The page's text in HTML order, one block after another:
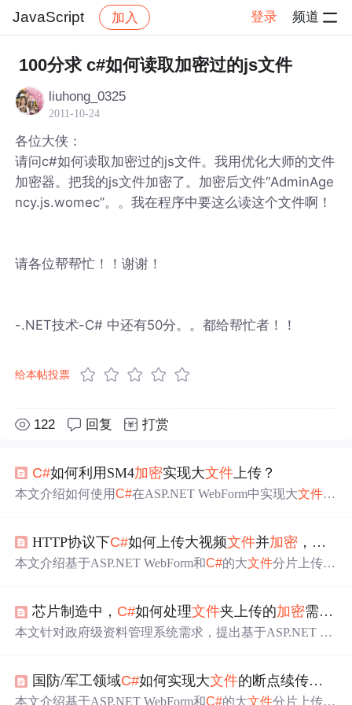
JavaScript 加入 登录 频道
社区 JavaScript 帖子详情
100分求 c#如何读取加密过的js文件
liuhong_0325
2011-10-24
各位大侠：
请问c#如何读取加密过的js文件。我用优化大师的文件
加密器。把我的js文件加密了。加密后文件“AdminAge
ncy.js.womec”。。我在程序中要这么读这个文件啊！
请各位帮帮忙！！谢谢！
-.NET技术-C# 中还有50分。。都给帮忙者！！
给本帖投票
122 回复 打赏
C#如何利用SM4加密实现大文件 上传？
本文介绍如何使用C#在ASP.NET WebForm中实现大文件分
HTTP协议下C#如何上传大视频文件并加密 ，解决方案？
本文介绍基于ASP.NET WebForm和C#的大文件分片上传解
留 文件夹层级结构，适用于高安全性要求的企业级应用。
芯片制造中， C#如何处理文件夹上传的加密需求？
本文针对政府级资料管理系统需求，提出基于ASP.NET We
点续传及原始目录结构保留。后端采用UploadHandler.ashx
处理分片校验、合并与 加密落盘；前端使用原生ES5JS+ifr
国防/军工领域C#如何实现大文件的断点续传与
本文介绍基于ASP.NET WebForm和C#的大文件分片上传解